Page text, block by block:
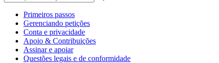
Primeiros passos
Gerenciando petições
Conta e privacidade
Apoio & Contribuições
Assinar e apoiar
Questões legais e de conformidade